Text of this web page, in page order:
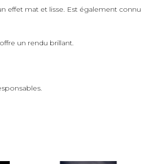
effet mat et lisse. Est également connu
un rendu brillant.